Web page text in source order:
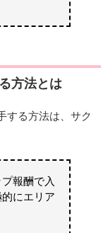
方法とは
する方法は、サク
報酬で入
にエリア